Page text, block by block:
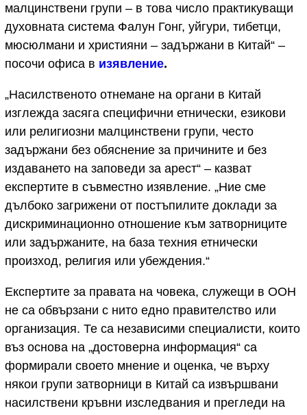
малцинствени групи – в това число практикуващи
духовната система Фалун Гонг, уйгури, тибетци,
мюсюлмани и християни – задържани в Китай“ –
посочи офиса в изявление.
„Насилственото отнемане на органи в Китай
изглежда засяга специфични етнически, езикови
или религиозни малцинствени групи, често
задържани без обяснение за причините и без
издаването на заповеди за арест“ – казват
експертите в съвместно изявление. „Ние сме
дълбоко загрижени от постъпилите доклади за
дискриминационно отношение към затворниците
или задържаните, на база техния етнически
произход, религия или убеждения.“
Експертите за правата на човека, служещи в ООН
не са обвързани с нито едно правителство или
организация. Те са независими специалисти, които
въз основа на „достоверна информация“ са
формирали своето мнение и оценка, че върху
някои групи затворници в Китай са извършвани
насилствени кръвни изследвания и прегледи на